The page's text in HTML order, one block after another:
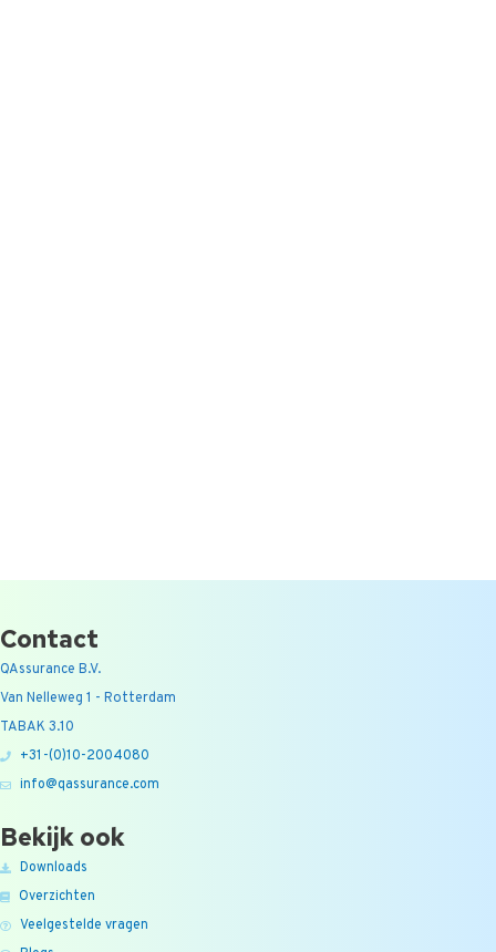
Contact
QAssurance B.V.
Van Nelleweg 1 - Rotterdam
TABAK 3.10
+31-(0)10-2004080
info@qassurance.com
Bekijk ook
Downloads
Overzichten
Veelgestelde vragen